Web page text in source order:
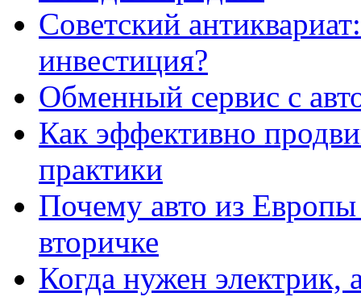
Советский
инвестиция?
Обменный сервис с
Как эффективно
практики
Почему авто из
вторичке
Когда нужен электрик,